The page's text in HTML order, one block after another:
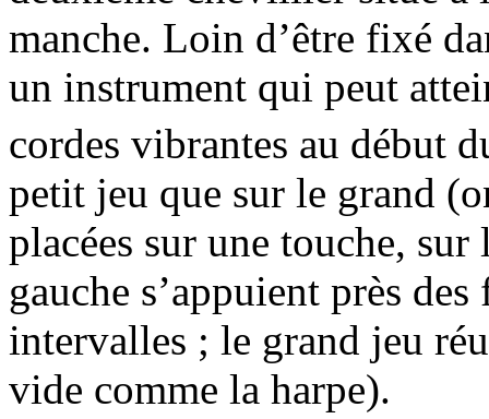
manche. Loin d’être fixé
un instrument qui peut
cordes vibrantes au début
petit jeu que sur le grand
placées sur une touche,
gauche s’appuient près
intervalles ; le grand jeu
vide comme la harpe).